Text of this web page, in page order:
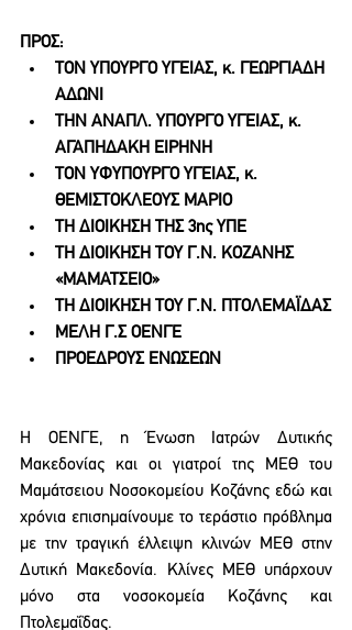
ΠΡΟΣ:
ΤΟΝ ΥΠΟΥΡΓΟ ΥΓΕΙΑΣ, κ. ΓΕΩΡΓΙΑΔΗ
ΑΔΩΝΙ
ΤΗΝ ΑΝΑΠΛ. ΥΠΟΥΡΓΟ ΥΓΕΙΑΣ, κ.
ΑΓΑΠΗΔΑΚΗ ΕΙΡΗΝΗ
ΤΟΝ ΥΦΥΠΟΥΡΓΟ ΥΓΕΙΑΣ, κ.
ΘΕΜΙΣΤΟΚΛΕΟΥΣ ΜΑΡΙΟ
ΤΗ ΔΙΟΙΚΗΣΗ ΤΗΣ 3ης ΥΠΕ
ΤΗ ΔΙΟΙΚΗΣΗ ΤΟΥ Γ.Ν. ΚΟΖΑΝΗΣ
«ΜΑΜΑΤΣΕΙΟ»
ΤΗ ΔΙΟΙΚΗΣΗ ΤΟΥ Γ.Ν. ΠΤΟΛΕΜΑΪΔΑΣ
ΜΕΛΗ Γ.Σ ΟΕΝΓΕ
ΠΡΟΕΔΡΟΥΣ ΕΝΩΣΕΩΝ
Η ΟΕΝΓΕ, η Ένωση Ιατρών Δυτικής
Μακεδονίας και οι γιατροί της ΜΕΘ του
Μαμάτσειου Νοσοκομείου Κοζάνης εδώ και
χρόνια επισημαίνουμε το τεράστιο πρόβλημα
με την τραγική έλλειψη κλινών ΜΕΘ στην
Δυτική Μακεδονία. Κλίνες ΜΕΘ υπάρχουν
μόνο στα νοσοκομεία Κοζάνης και
Πτολεμαΐδας.